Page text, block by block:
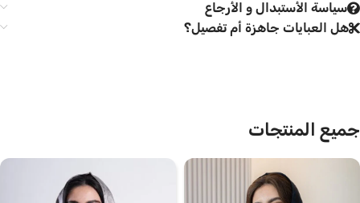
سياسة الأستبدال و الأرجاع
هل العبايات جاهزة أم تفصيل؟
جميع المنتجات